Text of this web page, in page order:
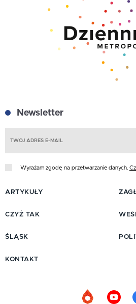
Newsletter
Wyrażam zgodę na przetwarzanie danych.
ARTYKUŁY
CZYŻ TAK
ŚLĄSK
KONTAKT